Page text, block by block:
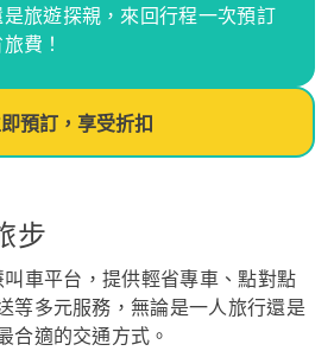
旅遊探親，來回行程一次預訂
費！
預訂，享受折扣
步
車平台，提供輕省專車、點對點
等多元服務，無論是一人旅行還是
合適的交通方式。